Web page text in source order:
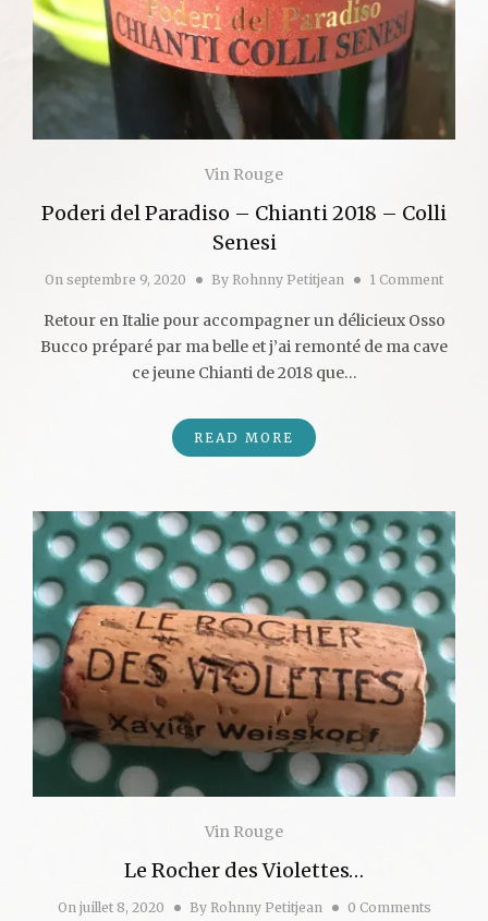
Vin Rouge
Poderi del Paradiso – Chianti 2018 – Colli
Senesi
On septembre 9, 2020 By Rohnny Petitjean 1 Comment
Retour en Italie pour accompagner un délicieux Osso
Bucco préparé par ma belle et j’ai remonté de ma cave
ce jeune Chianti de 2018 que…
READ MORE
Vin Rouge
Le Rocher des Violettes…
Onjuillet 8, 2020 By Rohnny Petitjean 0 Comments